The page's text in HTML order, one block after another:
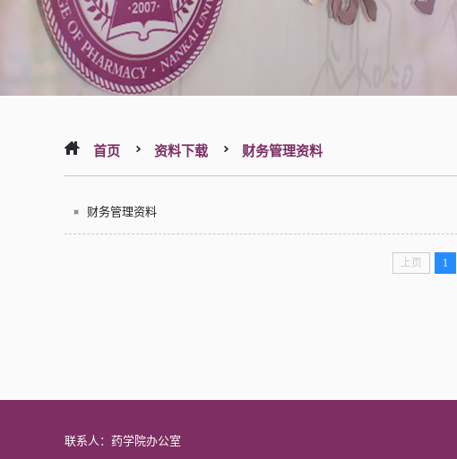
首页 资料下载 财务管理资料
财务管理资料
上页 1
联系人：药学院办公室